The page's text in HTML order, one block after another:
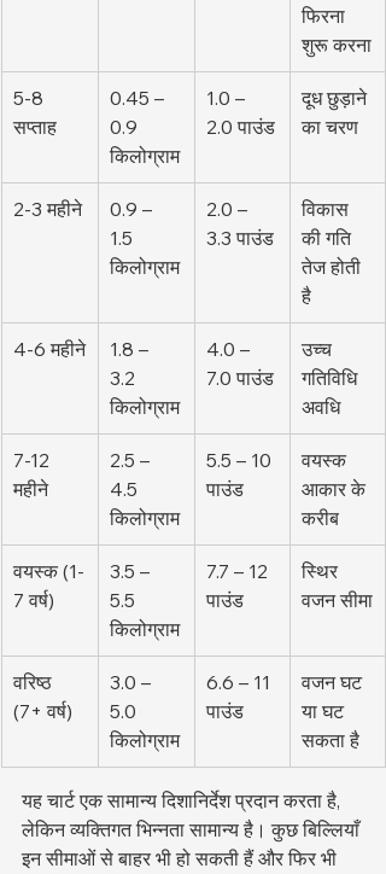
फिरना
शुरू करना
5-8
सप्ताह
0.45 –
0.9
किलोग्राम
1.0 –
2.0 पाउंड
दूध छुड़ाने
का चरण
2-3 महीने
0.9 –
1.5
किलोग्राम
2.0 –
3.3 पाउंड
विकास
की गति
तेज होती
है
4-6 महीने
1.8 –
3.2
किलोग्राम
4.0 –
7.0 पाउंड
उच्च
गतिविधि
अवधि
7-12
महीने
2.5 –
4.5
किलोग्राम
5.5 – 10
पाउंड
वयस्क
आकार के
करीब
वयस्क (1-
7 वर्ष)
3.5 –
5.5
किलोग्राम
7.7 – 12
पाउंड
स्थिर
वजन सीमा
वरिष्ठ
(7+ वर्ष)
3.0 –
5.0
किलोग्राम
6.6 – 11
पाउंड
वजन घट
या घट
सकता है
यह चार्ट एक सामान्य दिशानिर्देश प्रदान करता है,
लेकिन व्यक्तिगत भिन्नता सामान्य है। कुछ बिल्लियाँ
इन सीमाओं से बाहर भी हो सकती हैं और फिर भी